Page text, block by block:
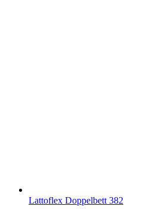
Lattoflex Doppelbett 382